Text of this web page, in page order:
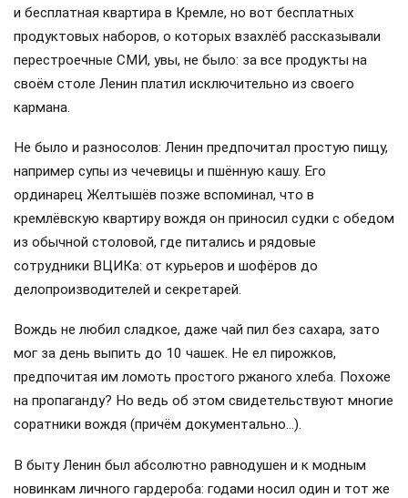
и бесплатная квартира в Кремле, но вот бесплатных
продуктовых наборов, о которых взахлёб рассказывали
перестроечные СМИ, увы, не было: за все продукты на
своём столе Ленин платил исключительно из своего
кармана.
Не было и разносолов: Ленин предпочитал простую пищу,
например супы из чечевицы и пшённую кашу. Его
ординарец Желтышёв позже вспоминал, что в
кремлёвскую квартиру вождя он приносил судки с обедом
из обычной столовой, где питались и рядовые
сотрудники ВЦИКа: от курьеров и шофёров до
делопроизводителей и секретарей.
Вождь не любил сладкое, даже чай пил без сахара, зато
мог за день выпить до 10 чашек. Не ел пирожков,
предпочитая им ломоть простого ржаного хлеба. Похоже
на пропаганду? Но ведь об этом свидетельствуют многие
соратники вождя (причём документально…).
В быту Ленин был абсолютно равнодушен и к модным
новинкам личного гардероба: годами носил один и тот же